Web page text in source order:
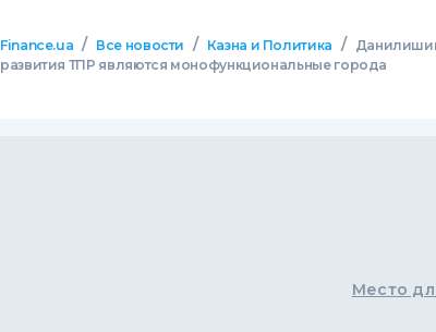
Finance.ua / Все новости / Казна и Политика /
развития ТПР являются монофункциональные города
Место